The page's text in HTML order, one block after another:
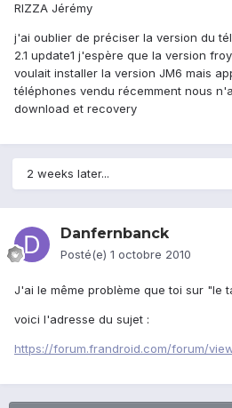
RIZZA Jérémy
j'ai oublier de préciser la version du
2.1 update1 j'espère que la version
voulait installer la version JM6 mais
téléphones vendu récemment nous
download et recovery
2 weeks later...
Danfernbanck
Posté(e) 1 octobre 2010
J'ai le même problème que toi sur "le
voici l'adresse du sujet :
https://forum.frandroid.com/forum/